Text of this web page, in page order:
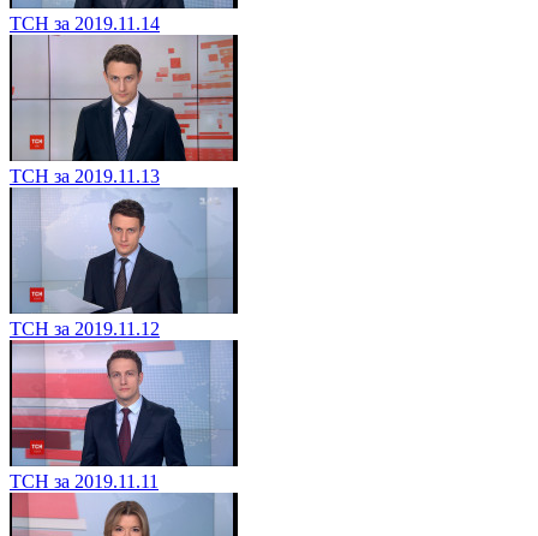
ТСН за 2019.11.14
ТСН за 2019.11.13
ТСН за 2019.11.12
ТСН за 2019.11.11